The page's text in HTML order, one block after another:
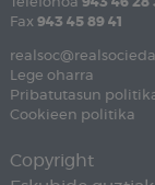
Telefonoa 943 46 28
Fax 943 45 89 41
Lege oharra
Pribatutasun
Cookieen politika
Copyright